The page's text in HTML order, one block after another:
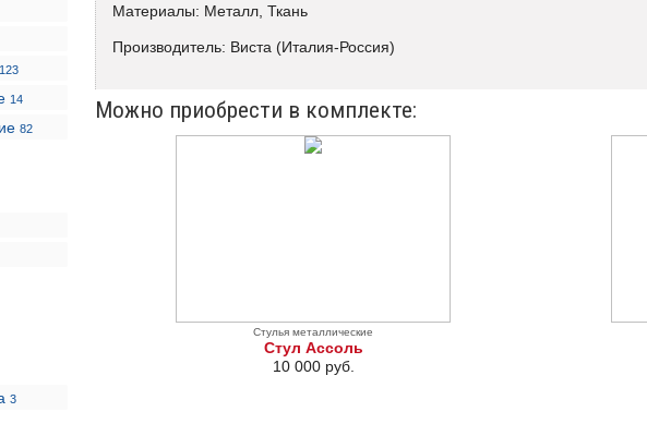
123
14
82
3
Материалы: Металл, Ткань
Производитель: Виста (Италия-Россия)
Можно приобрести в комплекте:
Стулья металлические
Стул Ассоль
10 000 руб.